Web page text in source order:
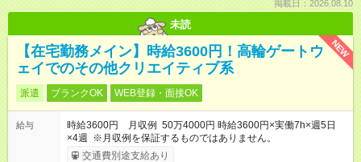
掲載日：2026.08.10
未読
NEW
【在宅勤務メイン】時給3600円！高輪ゲートウ
ェイでのその他クリエイティブ系
派遣 ブランクOK WEB登録・面接OK
給与
時給3600円 月収例 50万4000円 時給3600円×実働7h×週5日
×4週 ※月収例を保証するものではありません。
交通費別途支給あり